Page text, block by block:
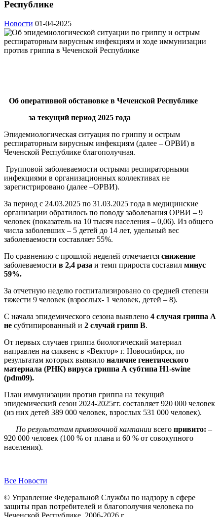
Республике
Новости 01-04-2025
Об оперативной обстановке в Чеченской Республике
за текущий период 2025 года
Эпидемиологическая ситуация по гриппу и острым
респираторным вирусным инфекциям (далее – ОРВИ) в
Чеченской Республике благополучная.
Групповой заболеваемости острыми респираторными
инфекциями в организационных коллективах не
зарегистрировано (далее –ОРВИ).
За период с 24.03.2025 по 31.03.2025 года в медицинские
организации обратилось по поводу заболевания ОРВИ – 9
человек (показатель на 10 тысяч населения – 0,06). Из общего
числа заболевших – 5 детей до 14 лет, удельный вес
заболеваемости составляет 55%.
По сравнению с прошлой неделей отмечается снижение
заболеваемости в 2,4 раза и темп прироста составил минус
59%.
За отчетную неделю госпитализировано со средней степени
тяжести 9 человек (взрослых- 1 человек, детей – 8).
С начала эпидемического сезона выявлено 4 случая гриппа А
не субтипированный и 2 случай грипп В.
От первых случаев гриппа биологический материал
направлен на сиквенс в «Вектор» г. Новосибирск, по
результатам которых выявило наличие генетического
материала (РНК) вируса гриппа А субтипа H1-swine
(pdm09).
План иммунизации против гриппа на текущий
эпидемический сезон 2024-2025гг. составляет 920 000 человек
(из них детей 389 000 человек, взрослых 531 000 человек).
По результатам прививочной кампании всего привито: –
920 000 человек (100 % от плана и 60 % от совокупного
населения).
Все Новости
© Управление Федеральной Службы по надзору в сфере
защиты прав потребителей и благополучия человека по
Чеченской Республике, 2006-2026 г.